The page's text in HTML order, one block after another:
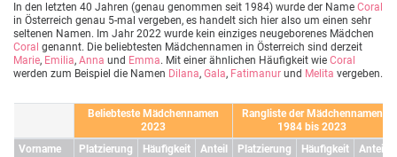
In den letzten 40 Jahren (genau genommen seit 1984) wurde der Name Coral
in Österreich genau 5-mal vergeben, es handelt sich hier also um einen sehr
seltenen Namen. Im Jahr 2022 wurde kein einziges neugeborenes Mädchen
Coral genannt. Die beliebtesten Mädchennamen in Österreich sind derzeit
Marie, Emilia, Anna und Emma. Mit einer ähnlichen Häufigkeit wie Coral
werden zum Beispiel die Namen Dilana, Gala, Fatimanur und Melita vergeben.
Beliebteste Mädchennamen
2023
Rangliste der Mädchennamen
1984 bis 2023
Vorname
Platzierung Häufigkeit Anteil Platzierung Häufigkeit
Anteil